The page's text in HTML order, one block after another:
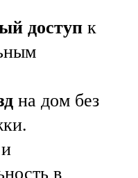
доступ к
на дом без
и
в